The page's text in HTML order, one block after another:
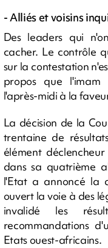
- Alliés et voisins
Des leaders qui
cacher. Le contrôle
sur la contestation
propos que l'imam
l'après-midi à la
La décision de la
trentaine de
élément
dans sa quatrième
l'Etat a annoncé la
ouvert la voie à des
invalidé les
recommandations
Etats ouest-africains.